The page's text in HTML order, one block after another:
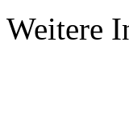
Weitere